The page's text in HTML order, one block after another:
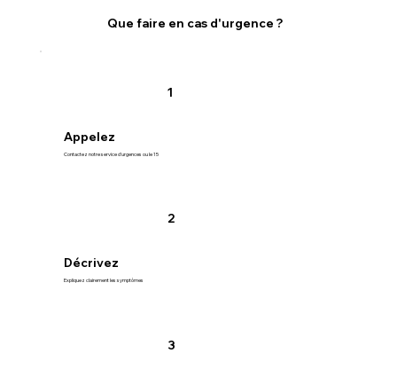
Que faire en cas d'urgence ?
1
Appelez
Contactez notre service d'urgences ou le 15
2
Décrivez
Expliquez clairement les symptômes
3